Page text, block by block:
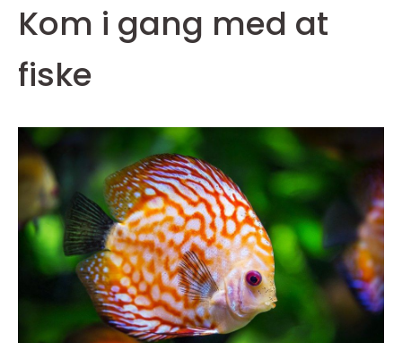
Kom i gang med at
fiske